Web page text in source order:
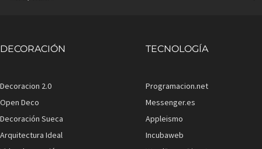
DECORACIÓN
Decoracion 2.0
Open Deco
Decoración Sueca
Arquitectura Ideal
TECNOLOGÍA
Programacion.net
Messenger.es
Appleismo
Incubaweb